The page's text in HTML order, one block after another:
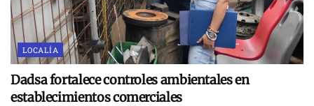
LOCALÍA
Dadsa fortalece controles ambientales en
establecimientos comerciales